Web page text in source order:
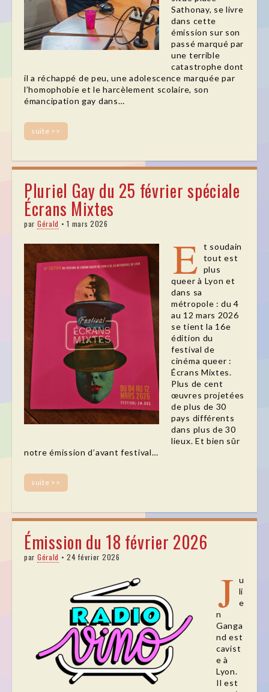
Sathonay, se livre
dans cette
émission sur son
passé marqué par
une terrible
catastrophe dont
il a réchappé de peu, une adolescence marquée par
l’homophobie et le harcèlement scolaire, son
émancipation gay dans…
suite >>
Pluriel Gay du 25 février spéciale
Écrans Mixtes
par Gérald •1 mars 2026
E t soudain
tout est
plus
queer à Lyon et
dans sa
métropole : du 4
au 12 mars 2026
se tient la 16e
édition du
festival de
cinéma queer :
Écrans Mixtes.
Plus de cent
œuvres projetées
de plus de 30
pays différents
dans plus de 30
lieux. Et bien sûr
notre émission d’avant festival…
suite >>
Émission du 18 février 2026
par Gérald •24 février 2026
J u
li
e
n
Ganga
nd est
cavist
e à
Lyon.
Il est